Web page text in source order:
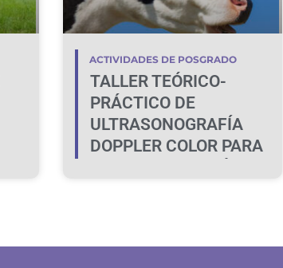
ACTIVIDADES DE POSGRADO
TALLER TEÓRICO-
PRÁCTICO DE
ULTRASONOGRAFÍA
DOPPLER COLOR PARA